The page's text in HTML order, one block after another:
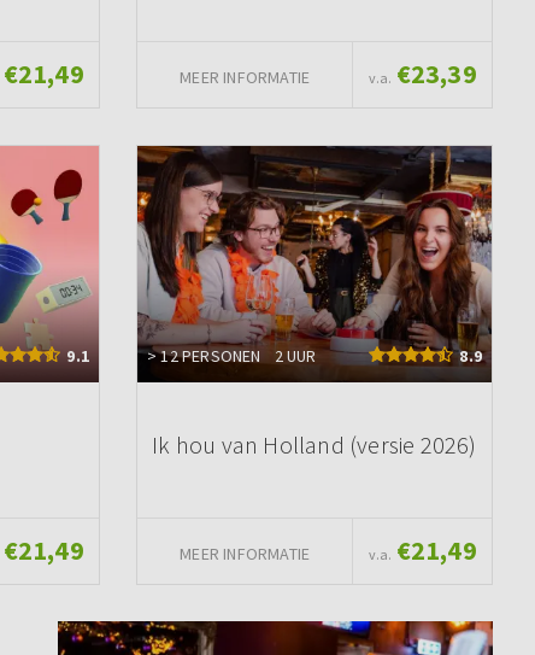
€21,49 MEER INFORMATIE v.a. €23,39
9.1
€21,49
> 12 PERSONEN 2 UUR 8.9
Ik hou van Holland (versie 2026)
MEER INFORMATIE v.a. €21,49